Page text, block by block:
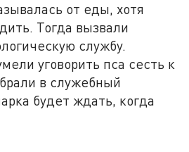
от еды, хотя
Тогда вызвали
службу.
уговорить пса сесть к
в служебный
будет ждать, когда